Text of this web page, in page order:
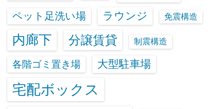
ペット足洗い場 ラウンジ 免震構造
内廊下 分譲賃貸 制震構造
各階ゴミ置き場 大型駐車場
宅配ボックス